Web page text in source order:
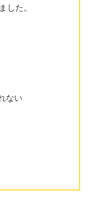
した。
ない